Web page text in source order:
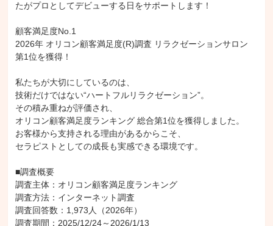
たがプロとしてデビューする日をサポートします！
顧客満足度No.1
2026年 オリコン顧客満足度(R)調査 リラクゼーションサロン
第1位を獲得！
私たちが大切にしているのは、
技術だけではない“ハートフルリラクゼーション”。
その積み重ねが評価され、
オリコン顧客満足度ランキング 総合第1位を獲得しました。
お客様から支持される理由があるからこそ、
セラピストとしての成長も実感できる環境です。
■調査概要
調査主体：オリコン顧客満足度ランキング
調査方法：インターネット調査
調査回答数：1,973人（2026年）
調査期間：2025/12/24～2026/1/13